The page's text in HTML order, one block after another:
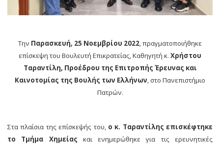
Την Παρασκευή, 25 Νοεμβρίου 2022, πραγματοποιήθηκε
επίσκεψη του Βουλευτή Επικρατείας, Καθηγητή κ. Χρήστου
Ταραντίλη, Προέδρου της Επιτροπής Έρευνας και
Καινοτομίας της Βουλής των Ελλήνων, στο Πανεπιστήμιο
Πατρών.
Στα πλαίσια της επίσκεψής του, ο κ. Ταραντίλης επισκέφτηκε
το Τμήμα Χημείας και ενημερώθηκε για τις ερευνητικές